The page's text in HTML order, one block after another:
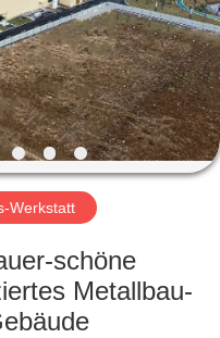
Werkstatt
schöne
Metallbau-